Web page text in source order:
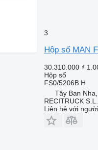
3
Hộp số MAN
30.310.000 ₫
Hộp số
FS0/5206B H
Tây Ban
RECITRUCK S.L.
Liên hệ với